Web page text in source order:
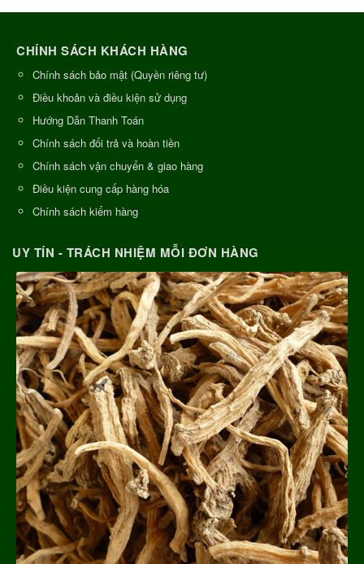
CHÍNH SÁCH KHÁCH HÀNG
Chính sách bảo mật (Quyền riêng tư)
Điều khoản và điều kiện sử dụng
Hướng Dẫn Thanh Toán
Chính sách đổi trả và hoàn tiền
Chính sách vận chuyển & giao hàng
Điều kiện cung cấp hàng hóa
Chính sách kiểm hàng
UY TÍN - TRÁCH NHIỆM MỖI ĐƠN HÀNG